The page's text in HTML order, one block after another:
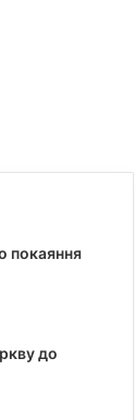
покаяння
до